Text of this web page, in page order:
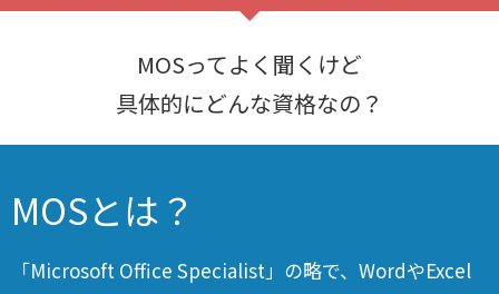
MOSってよく聞くけど
具体的にどんな資格なの？
MOSとは？
「Microsoft Office Specialist」の略で、WordやExcel